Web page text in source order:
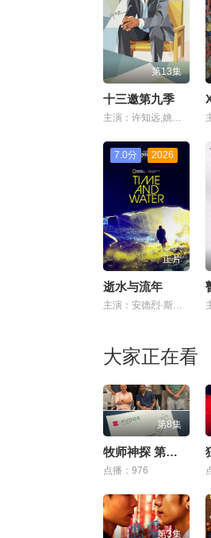
第13集
十三邀第九季
7.0分 2026
正片
逝水与流年
大家正在看
第8集
牧师神探 第十一季
点播：976
第3集